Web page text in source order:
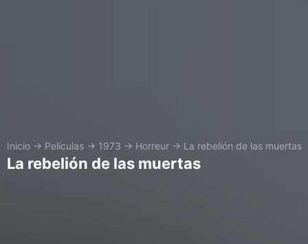
Inicio → Películas → 1973 → Horreur → La rebelión de las muertas
La rebelión de las muertas